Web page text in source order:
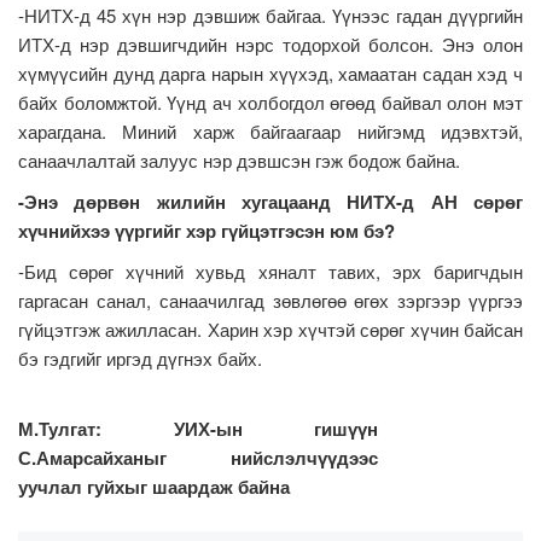
-НИТХ-д 45 хүн нэр дэвшиж байгаа. Үүнээс гадан дүүргийн
ИТХ-д нэр дэвшигчдийн нэрс тодорхой болсон. Энэ олон
хүмүүсийн дунд дарга нарын хүүхэд, хамаатан садан хэд ч
байх боломжтой. Үүнд ач холбогдол өгөөд байвал олон мэт
харагдана. Миний харж байгаагаар нийгэмд идэвхтэй,
санаачлалтай залуус нэр дэвшсэн гэж бодож байна.
-Энэ дөрвөн жилийн хугацаанд НИТХ-д АН сөрөг
хүчнийхээ үүргийг хэр гүйцэтгэсэн юм бэ?
-Бид сөрөг хүчний хувьд хяналт тавих, эрх баригчдын
гаргасан санал, санаачилгад зөвлөгөө өгөх зэргээр үүргээ
гүйцэтгэж ажилласан. Харин хэр хүчтэй сөрөг хүчин байсан
бэ гэдгийг иргэд дүгнэх байх.
М.Тулгат: УИХ-ын гишүүн
С.Амарсайханыг нийслэлчүүдээс
уучлал гуйхыг шаардаж байна